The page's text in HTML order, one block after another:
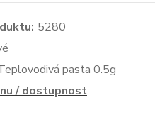
5280
pasta 0.5g
/ dostupnost